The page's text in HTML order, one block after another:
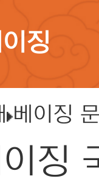
징
베이징
징